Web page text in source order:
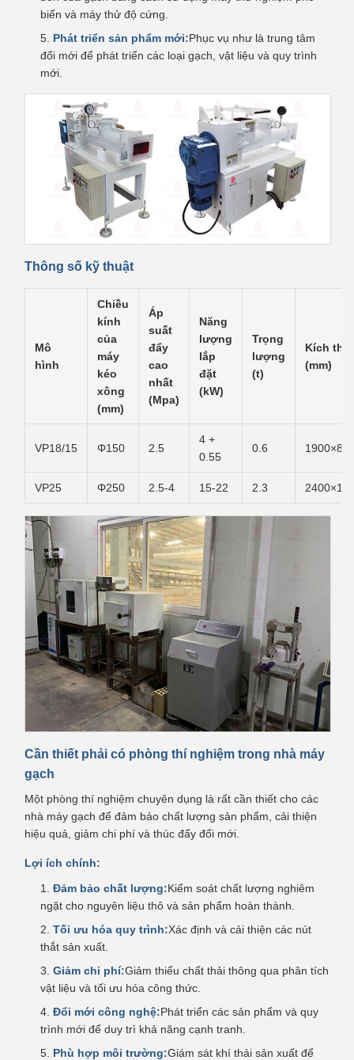
biến và máy thử độ cứng.
Phát triển sản phẩm mới:Phục vụ như là trung tâm
đổi mới để phát triển các loại gạch, vật liệu và quy trình
mới.
Thông số kỹ thuật
Mô
hình
Chiều
kính
của
máy
kéo
xông
(mm)
Áp
suất
đẩy
cao
nhất
(Mpa)
Năng
lượng
lắp
đặt
(kW)
Trọng
lượng
(t)
Kích
(mm)
VP18/15 Φ150 2.5
4 +
0.55
0.6
VP25 Φ250 2.5-4 15-22 2.3
Cần thiết phải có phòng thí nghiệm trong nhà máy
gạch
Một phòng thí nghiệm chuyên dụng là rất cần thiết cho các
nhà máy gạch để đảm bảo chất lượng sản phẩm, cải thiện
hiệu quả, giảm chi phí và thúc đẩy đổi mới.
Lợi ích chính:
Đảm bảo chất lượng:Kiểm soát chất lượng nghiêm
ngặt cho nguyên liệu thô và sản phẩm hoàn thành.
Tối ưu hóa quy trình:Xác định và cải thiện các nút
thắt sản xuất.
Giảm chi phí:Giảm thiểu chất thải thông qua phân tích
vật liệu và tối ưu hóa công thức.
Đổi mới công nghệ:Phát triển các sản phẩm và quy
trình mới để duy trì khả năng cạnh tranh.
Phù hợp môi trường:Giám sát khí thải sản xuất để